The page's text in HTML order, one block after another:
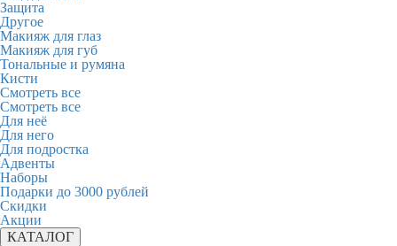
Защита
Другое
Макияж для глаз
Макияж для губ
Тональные и румяна
Кисти
Смотреть все
Смотреть все
Для неё
Для него
Для подростка
Адвенты
Наборы
Подарки до 3000 рублей
Скидки
Акции
КАТАЛОГ